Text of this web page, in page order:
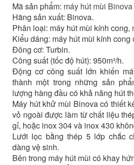
Mã sản phẩm: máy hút mùi
Hãng sản xuất: Binova.
Phân loại: máy hút mùi kính cong,
Kiểu dáng: máy hút mùi kính cong
Đông cơ: Turbin.
Công suất (tốc độ hút): 950m³/h.
Động cơ công suất lớn khiến
thành một trong những sản
lượng hàng đầu có khả năng hút
Máy hút khử mùi Binova có thiết
vỏ ngoài được làm từ chất liệu
gỉ, hoặc inox 304 và inox 430
Lưới lọc bằng thép 5 lớp chắc
dàng vệ sinh.
Bên trong máy hút mùi có khay